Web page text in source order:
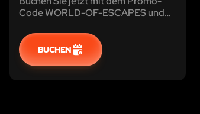
Code WORLD-OF-ESCAPES und
Wenn wir doch nur die
Vergangenheit ändern oder Zeuge
der Ereignisse werden könnten, die
die Welt verändert haben... Ist es
BUCHEN